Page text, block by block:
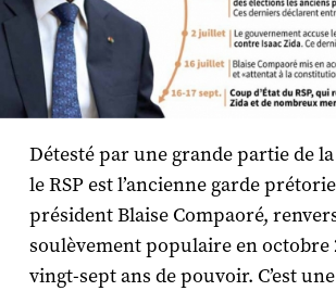
Détesté par une grande partie de
le RSP est l’ancienne garde
président Blaise Compaoré,
soulèvement populaire en octobre
vingt-sept ans de pouvoir. C’est